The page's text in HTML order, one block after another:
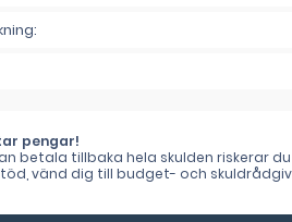
pengar!
betala tillbaka hela skulden riskerar
vänd dig till budget- och